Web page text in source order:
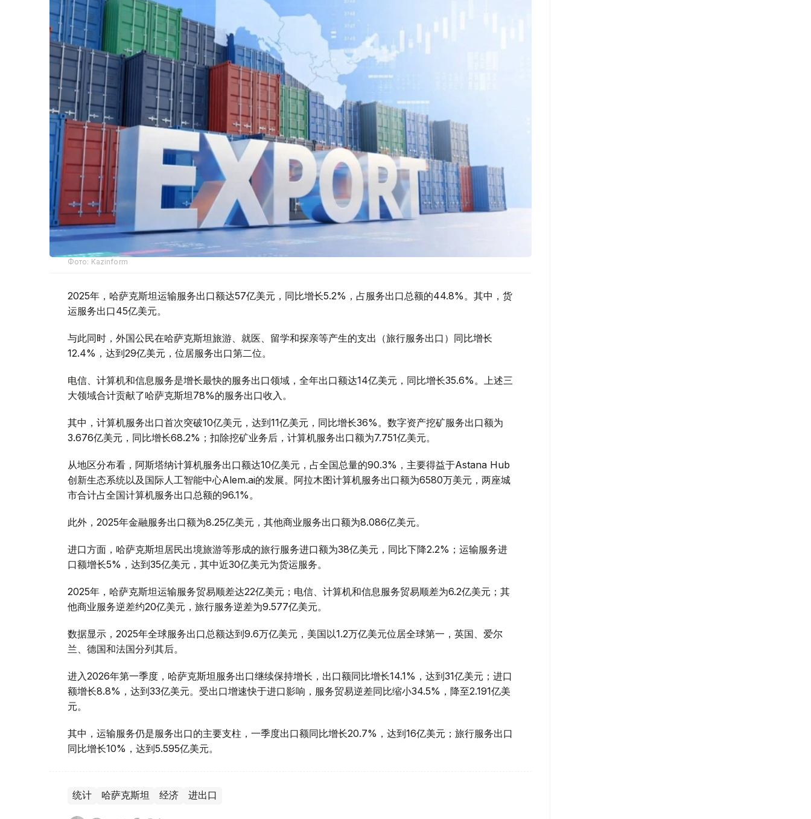
Фото: Kazinform
2025年，哈萨克斯坦运输服务出口额达57亿美元，同比增长5.2%，占服务出口总额的44.8%。其中，货
运服务出口45亿美元。
与此同时，外国公民在哈萨克斯坦旅游、就医、留学和探亲等产生的支出（旅行服务出口）同比增长
12.4%，达到29亿美元，位居服务出口第二位。
电信、计算机和信息服务是增长最快的服务出口领域，全年出口额达14亿美元，同比增长35.6%。上述三
大领域合计贡献了哈萨克斯坦78%的服务出口收入。
其中，计算机服务出口首次突破10亿美元，达到11亿美元，同比增长36%。数字资产挖矿服务出口额为
3.676亿美元，同比增长68.2%；扣除挖矿业务后，计算机服务出口额为7.751亿美元。
从地区分布看，阿斯塔纳计算机服务出口额达10亿美元，占全国总量的90.3%，主要得益于Astana Hub
创新生态系统以及国际人工智能中心Alem.ai的发展。阿拉木图计算机服务出口额为6580万美元，两座城
市合计占全国计算机服务出口总额的96.1%。
此外，2025年金融服务出口额为8.25亿美元，其他商业服务出口额为8.086亿美元。
进口方面，哈萨克斯坦居民出境旅游等形成的旅行服务进口额为38亿美元，同比下降2.2%；运输服务进
口额增长5%，达到35亿美元，其中近30亿美元为货运服务。
2025年，哈萨克斯坦运输服务贸易顺差达22亿美元；电信、计算机和信息服务贸易顺差为6.2亿美元；其
他商业服务逆差约20亿美元，旅行服务逆差为9.577亿美元。
数据显示，2025年全球服务出口总额达到9.6万亿美元，美国以1.2万亿美元位居全球第一，英国、爱尔
兰、德国和法国分列其后。
进入2026年第一季度，哈萨克斯坦服务出口继续保持增长，出口额同比增长14.1%，达到31亿美元；进口
额增长8.8%，达到33亿美元。受出口增速快于进口影响，服务贸易逆差同比缩小34.5%，降至2.191亿美
元。
其中，运输服务仍是服务出口的主要支柱，一季度出口额同比增长20.7%，达到16亿美元；旅行服务出口
同比增长10%，达到5.595亿美元。
统计 哈萨克斯坦 经济 进出口